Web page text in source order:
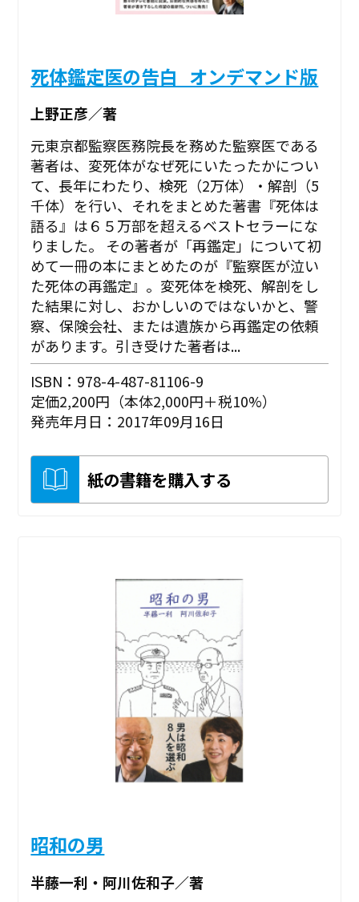
死体鑑定医の告白_オンデマンド版
上野正彦／著
元東京都監察医務院長を務めた監察医である
著者は、変死体がなぜ死にいたったかについ
て、長年にわたり、検死（2万体）・解剖（5
千体）を行い、それをまとめた著書『死体は
語る』は６５万部を超えるベストセラーにな
りました。 その著者が「再鑑定」について初
めて一冊の本にまとめたのが『監察医が泣い
た死体の再鑑定』。変死体を検死、解剖をし
た結果に対し、おかしいのではないかと、警
察、保険会社、または遺族から再鑑定の依頼
があります。引き受けた著者は...
ISBN：978-4-487-81106-9
定価2,200円（本体2,000円＋税10%）
発売年月日：2017年09月16日
紙の書籍を購入する
昭和の男
半藤一利・阿川佐和子／著